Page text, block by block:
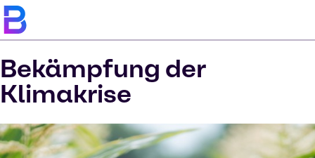
Bekämpfung der
Klimakrise